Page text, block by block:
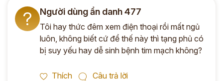
? Người dùng ẩn danh 477
Tôi hay thức đêm xem điện thoại rồi mất ngủ
luôn, không biết cứ để thế này thì tạng phủ có
bị suy yếu hay dễ sinh bệnh tim mạch không?
Thích Câu trả lời